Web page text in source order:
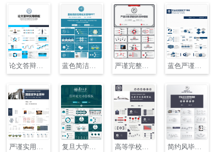
论文答辩实用模板 蓝色简洁实用论文答辩PPT 严谨完整逻辑结构毕业论文答辩模板 蓝色严谨大气简洁毕业论文答辩PPT
复旦大学论文答辩动态模板